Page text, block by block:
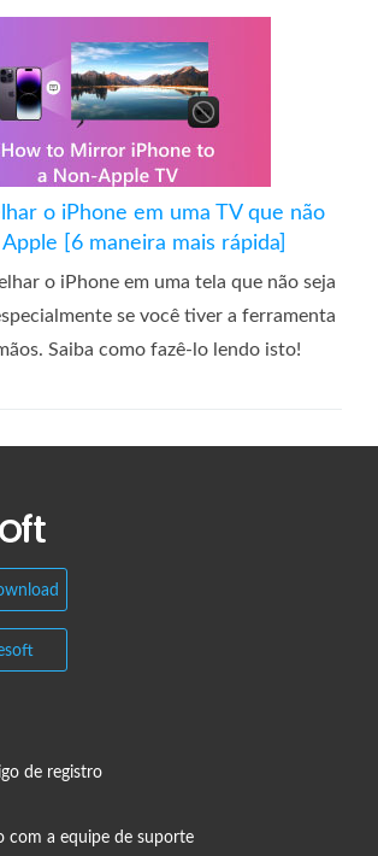
o iPhone em uma TV que não
[6 maneira mais rápida]
o iPhone em uma tela que não seja
se você tiver a ferramenta
Saiba como fazê-lo lendo isto!
de registro
com a equipe de suporte